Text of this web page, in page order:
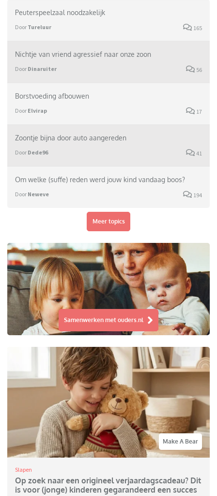
Peuterspeelzaal noodzakelijk
Door Tureluur 165
Nichtje van vriend agressief naar onze zoon
Door Dinaruiter 56
Borstvoeding afbouwen
Door Elvirap 17
Zoontje bijna door auto aangereden
Door Dede96 41
Om welke (suffe) reden werd jouw kind vandaag boos?
Door Neweve 194
Meer topics
Samenwerken met ouders.nl
Make A Bear
Slapen
Op zoek naar een origineel verjaardagscadeau? Dit
is voor (jonge) kinderen gegarandeerd een succes